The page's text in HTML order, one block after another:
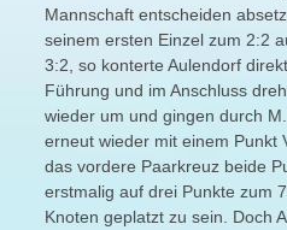
Mannschaft entscheiden
seinem ersten Einzel zum 2:2
3:2, so konterte Aulendorf
Führung und im Anschluss
wieder um und gingen durch
erneut wieder mit einem Punkt
das vordere Paarkreuz beide
erstmalig auf drei Punkte zum
Knoten geplatzt zu sein. Doch